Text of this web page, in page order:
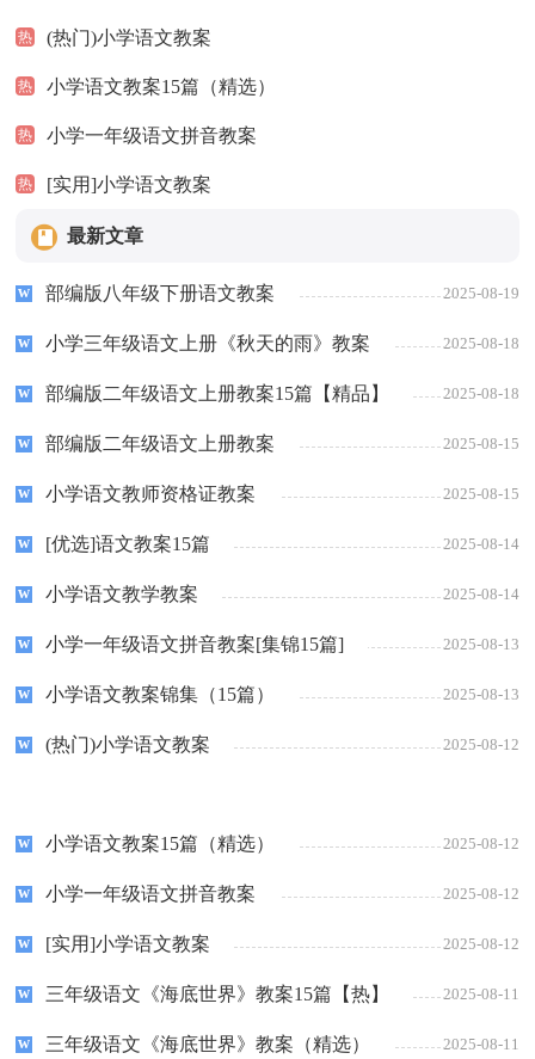
热 (热门)小学语文教案
热 小学语文教案15篇（精选）
热 小学一年级语文拼音教案
热 [实用]小学语文教案
最新文章
部编版八年级下册语文教案 2025-08-19
小学三年级语文上册《秋天的雨》教案 2025-08-18
部编版二年级语文上册教案15篇【精品】 2025-08-18
部编版二年级语文上册教案 2025-08-15
小学语文教师资格证教案 2025-08-15
[优选]语文教案15篇 2025-08-14
小学语文教学教案 2025-08-14
小学一年级语文拼音教案[集锦15篇] 2025-08-13
小学语文教案锦集（15篇） 2025-08-13
(热门)小学语文教案 2025-08-12
小学语文教案15篇（精选） 2025-08-12
小学一年级语文拼音教案 2025-08-12
[实用]小学语文教案 2025-08-12
三年级语文《海底世界》教案15篇【热】 2025-08-11
三年级语文《海底世界》教案（精选） 2025-08-11